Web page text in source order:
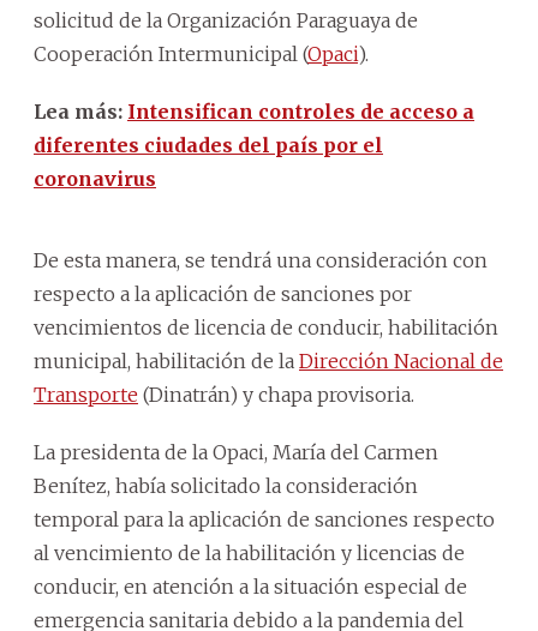
solicitud de la Organización Paraguaya de
Cooperación Intermunicipal (Opaci).
Lea más: Intensifican controles de acceso a
diferentes ciudades del país por el
coronavirus
De esta manera, se tendrá una consideración con
respecto a la aplicación de sanciones por
vencimientos de licencia de conducir, habilitación
municipal, habilitación de la Dirección Nacional de
Transporte (Dinatrán) y chapa provisoria.
La presidenta de la Opaci, María del Carmen
Benítez, había solicitado la consideración
temporal para la aplicación de sanciones respecto
al vencimiento de la habilitación y licencias de
conducir, en atención a la situación especial de
emergencia sanitaria debido a la pandemia del